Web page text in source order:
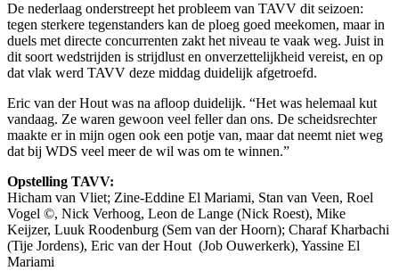
De nederlaag onderstreept het probleem van TAVV dit seizoen:
tegen sterkere tegenstanders kan de ploeg goed meekomen, maar in
duels met directe concurrenten zakt het niveau te vaak weg. Juist in
dit soort wedstrijden is strijdlust en onverzettelijkheid vereist, en op
dat vlak werd TAVV deze middag duidelijk afgetroefd.
Eric van der Hout was na afloop duidelijk. “Het was helemaal kut
vandaag. Ze waren gewoon veel feller dan ons. De scheidsrechter
maakte er in mijn ogen ook een potje van, maar dat neemt niet weg
dat bij WDS veel meer de wil was om te winnen.”
Opstelling TAVV:
Hicham van Vliet; Zine-Eddine El Mariami, Stan van Veen, Roel
Vogel ©, Nick Verhoog, Leon de Lange (Nick Roest), Mike
Keijzer, Luuk Roodenburg (Sem van der Hoorn); Charaf Kharbachi
(Tije Jordens), Eric van der Hout (Job Ouwerkerk), Yassine El
Mariami